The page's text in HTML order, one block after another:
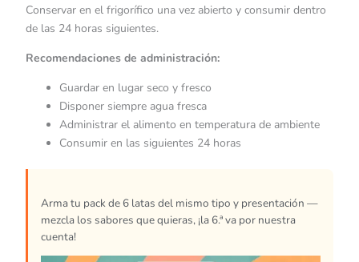
Conservar en el frigorífico una vez abierto y consumir dentro
de las 24 horas siguientes.
Recomendaciones de administración:
Guardar en lugar seco y fresco
Disponer siempre agua fresca
Administrar el alimento en temperatura de ambiente
Consumir en las siguientes 24 horas
Arma tu pack de 6 latas del mismo tipo y presentación —
mezcla los sabores que quieras, ¡la 6.ª va por nuestra
cuenta!